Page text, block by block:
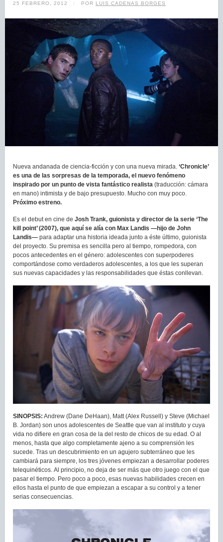
25 FEBRERO, 2012 / POR LUIS CADENAS BORGES
Nueva andanada de ciencia-ficción y con una nueva mirada. ‘Chronicle’
es una de las sorpresas de la temporada, el nuevo fenómeno
inspirado por un punto de vista fantástico realista (traducción: cámara
en mano) intimista y de bajo presupuesto. Mucho con muy poco.
Próximo estreno.
Es el debut en cine de Josh Trank, guionista y director de la serie ‘The
kill point’ (2007), que aquí se alía con Max Landis —hijo de John
Landis— para adaptar una historia ideada junto a éste último, guionista
del proyecto. Su premisa es sencilla pero al tiempo, rompedora, con
pocos antecedentes en el género: adolescentes con superpoderes
comportándose como verdaderos adolescentes, a los que les superan
sus nuevas capacidades y las responsabilidades que éstas conllevan.
SINOPSIS: Andrew (Dane DeHaan), Matt (Alex Russell) y Steve (Michael
B. Jordan) son unos adolescentes de Seattle que van al instituto y cuya
vida no difiere en gran cosa de la del resto de chicos de su edad. O al
menos, hasta que algo completamente ajeno a su comprensión les
sucede. Tras un descubrimiento en un agujero subterráneo que les
cambiará para siempre, los tres jóvenes empiezan a desarrollar poderes
telequinéticos. Al principio, no deja de ser más que otro juego con el que
pasar el tiempo. Pero poco a poco, esas nuevas habilidades crecen en
ellos hasta el punto de que empiezan a escapar a su control y a tener
serias consecuencias.